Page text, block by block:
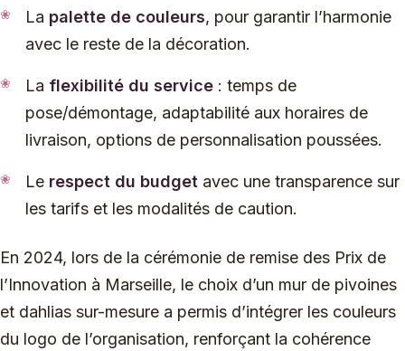
La palette de couleurs, pour garantir l’harmonie
avec le reste de la décoration.
La flexibilité du service : temps de
pose/démontage, adaptabilité aux horaires de
livraison, options de personnalisation poussées.
Le respect du budget avec une transparence sur
les tarifs et les modalités de caution.
En 2024, lors de la cérémonie de remise des Prix de
l’Innovation à Marseille, le choix d’un mur de pivoines
et dahlias sur-mesure a permis d’intégrer les couleurs
du logo de l’organisation, renforçant la cohérence